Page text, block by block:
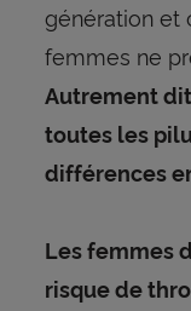
génération et
femmes ne
Autrement
toutes les
différences
Les femmes
risque de